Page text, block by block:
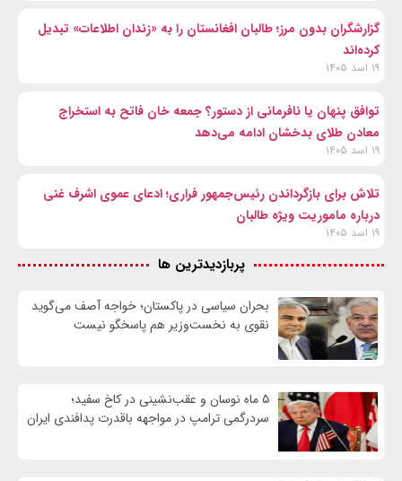
گزارشگران بدون مرز؛ طالبان افغانستان را به «زندان اطلاعات» تبدیل
کرده‌اند
۱۹ اسد ۱۴۰۵
توافق پنهان یا نافرمانی از دستور؟ جمعه خان فاتح به استخراج
معادن طلای بدخشان ادامه می‌دهد
۱۹ اسد ۱۴۰۵
تلاش برای بازگرداندن رئیس‌جمهور فراری؛ ادعای عموی اشرف غنی
درباره ماموریت ویژه طالبان
۱۹ اسد ۱۴۰۵
پربازدیدترین ها
بحران سیاسی در پاکستان؛ خواجه آصف می‌گوید
نقوی به نخست‌وزیر هم پاسخگو نیست
۵ ماه نوسان و عقب‌نشینی در کاخ سفید؛
سردرگمی ترامپ در مواجهه باقدرت پدافندی ایران